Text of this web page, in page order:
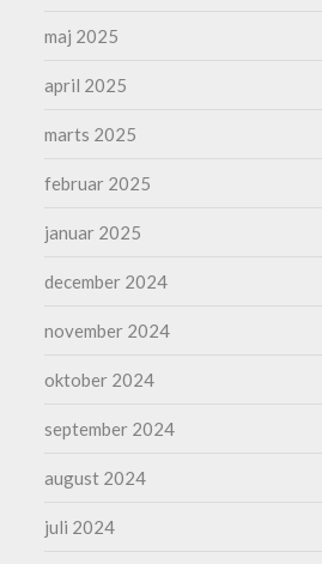
maj 2025
april 2025
marts 2025
februar 2025
januar 2025
december 2024
november 2024
oktober 2024
september 2024
august 2024
juli 2024